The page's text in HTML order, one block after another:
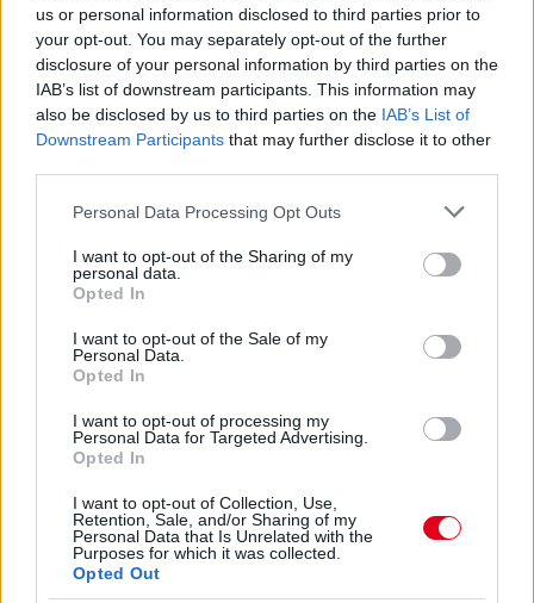
us or personal information disclosed to third parties prior to
your opt-out. You may separately opt-out of the further
disclosure of your personal information by third parties on the
IAB’s list of downstream participants. This information may
also be disclosed by us to third parties on the IAB’s List of
Downstream Participants that may further disclose it to other
Please note that this website/app uses one or more Google
not limited to your visit or usage behaviour. You may click to
grant or deny consent to Google and its third-party tags to
use your data for below specified purposes in below Google
consent section.
Personal Data Processing Opt Outs
I want to opt-out of the Sharing of my
personal data.
Opted In
I want to opt-out of the Sale of my
Personal Data.
Opted In
I want to opt-out of processing my
Personal Data for Targeted Advertising.
Opted In
I want to opt-out of Collection, Use,
Retention, Sale, and/or Sharing of my
Personal Data that Is Unrelated with the
Purposes for which it was collected.
Opted Out
Nagyobb fejlesztéssel készül a szünet után a
Mercedes
Hallgasd meg a Formula Podcast
legfrissebb adását!